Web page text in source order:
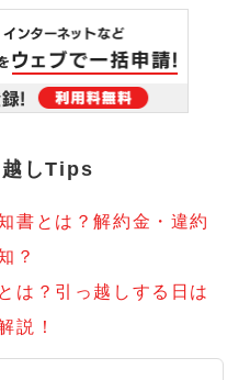
越しTips
書とは？解約金・違約
？
は？引っ越しする日は
説！